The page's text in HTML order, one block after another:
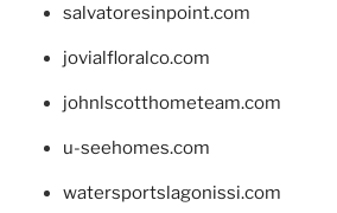
salvatoresinpoint.com
jovialfloralco.com
johnlscotthometeam.com
u-seehomes.com
watersportslagonissi.com